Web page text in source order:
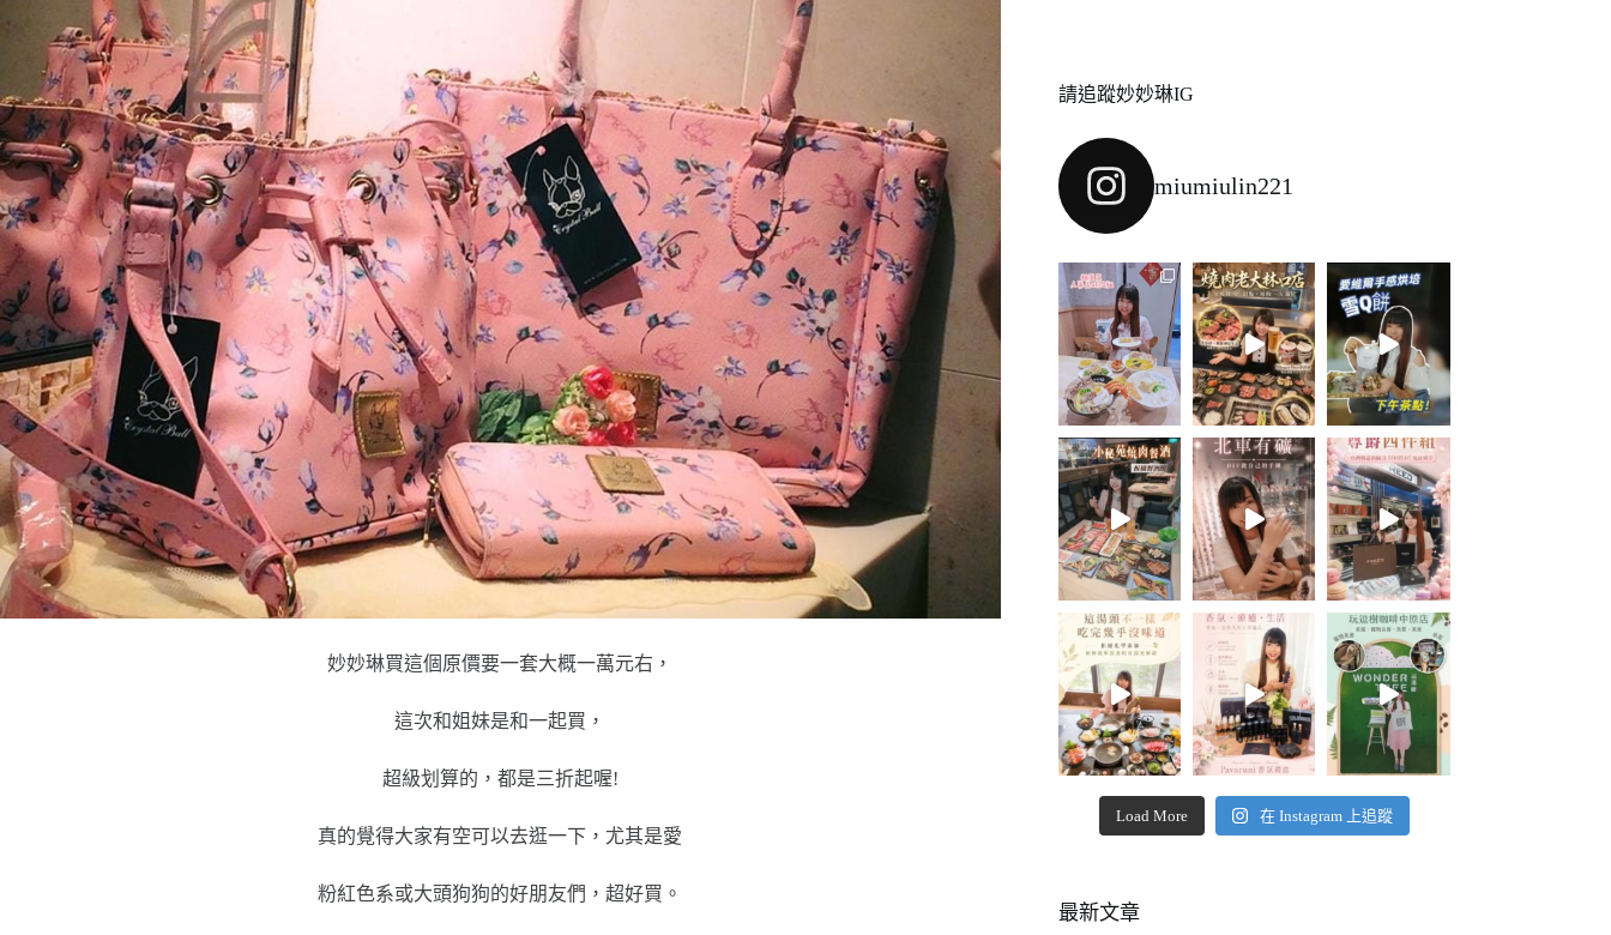
妙妙琳買這個原價要一套大概一萬元右，
這次和姐妹是和一起買，
超級划算的，都是三折起喔!
真的覺得大家有空可以去逛一下，尤其是愛
粉紅色系或大頭狗狗的好朋友們，超好買。
請追蹤妙妙琳IG
miumiulin221
Load More 在 Instagram 上追蹤
最新文章